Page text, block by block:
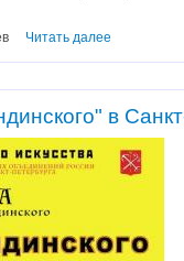
Читать далее
в